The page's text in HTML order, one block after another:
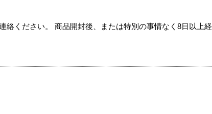
絡ください。 商品開封後、または特別の事情なく8日以上経